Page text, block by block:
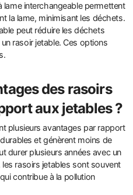
lame interchangeable permettent
la lame, minimisant les déchets.
peut réduire les déchets
rasoir jetable. Ces options
des rasoirs
aux jetables ?
plusieurs avantages par rapport
et génèrent moins de
durer plusieurs années avec un
rasoirs jetables sont souvent
contribue à la pollution